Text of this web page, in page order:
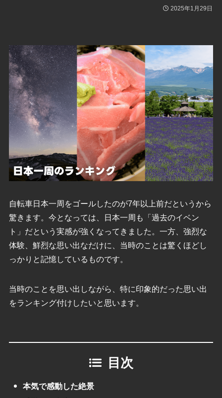
2025年1月29日
自転車日本一周をゴールしたのが7年以上前だというから
驚きます。今となっては、日本一周も「過去のイベン
ト」だという実感が強くなってきました。一方、強烈な
体験、鮮烈な思い出なだけに、当時のことは驚くほどし
っかりと記憶しているものです。
当時のことを思い出しながら、特に印象的だった思い出
をランキング付けしたいと思います。
目次
本気で感動した絶景